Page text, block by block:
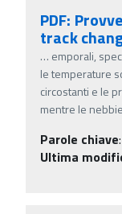
PDF:
track
… emporali,
le temperature
circostanti e le
mentre le
Parole chiave:
Ultima